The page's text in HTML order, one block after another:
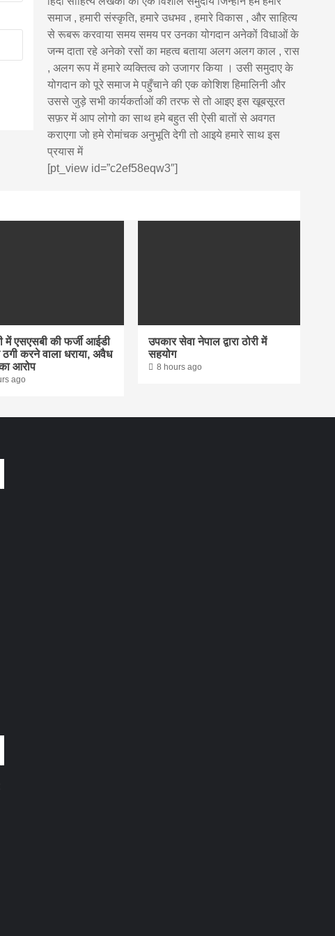
समाज , हमारी संस्कृति, हमारे उधभव , हमारे विकास , और साहित्य
से रूबरू करवाया समय समय पर उनका योगदान अनेकों विधाओं के
जन्म दाता रहे अनेको रसों का महत्व बताया अलग अलग काल , रास
, अलग रूप में हमारे व्यक्तित्व को उजागर किया । उसी समुदाए के
योगदान को पूरे समाज मे पहुँचाने की एक कोशिश हिमालिनी और
उससे जुड़े सभी कार्यकर्ताओं की तरफ से तो आइए इस खूबसूरत
सफ़र में आप लोगो का साथ हमे बहुत सी ऐसी बातों से अवगत
कराएगा जो हमे रोमांचक अनुभूति देगी तो आइये हमारे साथ इस
प्रयास में
[pt_view id=”c2ef58eqw3″]
में एसएसबी की फर्जी आईडी
करने वाला धराया, अवैध
आरोप
ago
उपकार सेवा नेपाल द्वारा ठोरी में
सहयोग
8 hours ago